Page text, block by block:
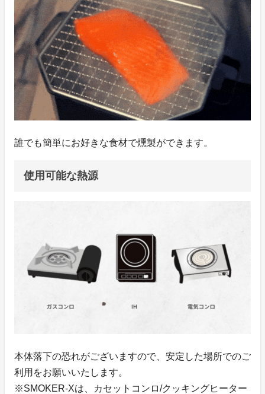
誰でも簡単にお好きな食材で燻製ができます。
使用可能な熱源
本体落下の恐れがございますので、安定した場所でのご
利用をお願いいたします。
※SMOKER-Xは、カセットコンロ/クッキングヒーター